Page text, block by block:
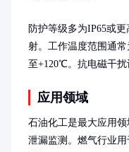
防护等级多为IP65或
射。工作温度范围通
至+120℃。抗电磁干扰
应用领域
石油化工是最大应用
泄漏监测。燃气行业